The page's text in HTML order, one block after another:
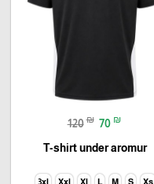
120 ₪ 70 ₪
T-shirt under aromur
Xs
S
M
L
Xl
Xxl
3xl